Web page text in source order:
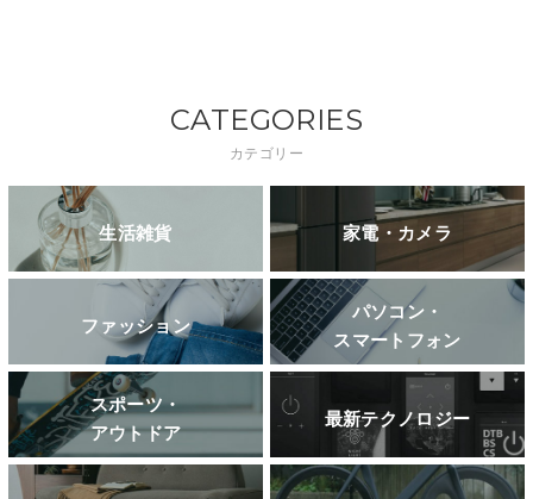
CATEGORIES
カテゴリー
生活雑貨 家電・カメラ
ファッション
パソコン・
スマートフォン
スポーツ・
アウトドア
最新テクノロジー